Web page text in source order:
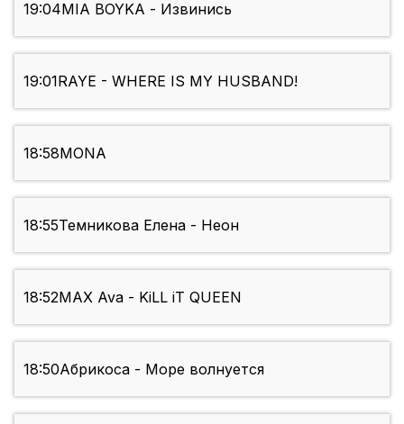
19:04MIA BOYKA - Извинись
19:01RAYE - WHERE IS MY HUSBAND!
18:58MONA
18:55Темникова Елена - Неон
18:52MAX Ava - KiLL iT QUEEN
18:50Абрикоса - Море волнуется